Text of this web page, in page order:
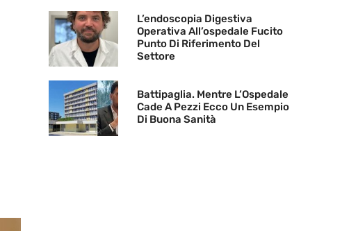
L’endoscopia Digestiva
Operativa All’ospedale Fucito
Punto Di Riferimento Del
Settore
Battipaglia. Mentre L’Ospedale
Cade A Pezzi Ecco Un Esempio
Di Buona Sanità